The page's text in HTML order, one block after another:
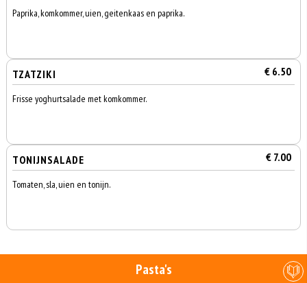
Paprika, komkommer, uien, geitenkaas en paprika.
TZATZIKI € 6.50
Frisse yoghurtsalade met komkommer.
TONIJNSALADE € 7.00
Tomaten, sla, uien en tonijn.
Pasta's